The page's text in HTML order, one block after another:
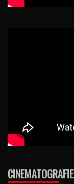
CINEMATOGRAFIE